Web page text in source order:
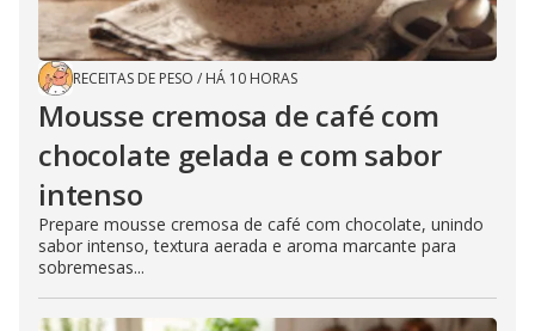
RECEITAS DE PESO / HÁ 10 HORAS
Mousse cremosa de café com
chocolate gelada e com sabor
intenso
Prepare mousse cremosa de café com chocolate, unindo
sabor intenso, textura aerada e aroma marcante para
sobremesas...